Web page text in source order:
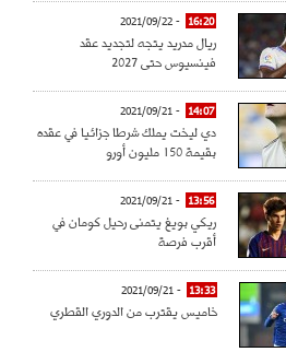
16:20
- 2021/09/22
ريال مدريد يتجه لتجديد عقد
فينسيوس حتى 2027
14:07
- 2021/09/21
دي ليخت يملك شرطا جزائيا في عقده
بقيمة 150 مليون أورو
13:56
- 2021/09/21
ريكي بويغ يتمنى رحيل كومان في
أقرب فرصة
13:33
- 2021/09/21
خاميس يقترب من الدوري القطري